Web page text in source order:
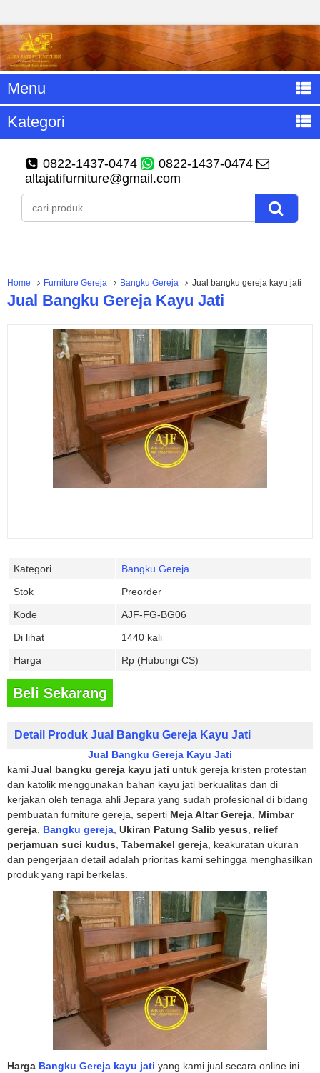
Menu
Kategori
0822-1437-0474
0822-1437-0474
altajatifurniture@gmail.com
Home Furniture Gereja Bangku Gereja Jual bangku gereja kayu jati
Jual Bangku Gereja Kayu Jati
Kategori
Bangku Gereja
Stok
Preorder
Kode
AJF-FG-BG06
Di lihat
1440 kali
Harga
Rp (Hubungi CS)
Beli Sekarang
Detail Produk Jual Bangku Gereja Kayu Jati
Jual Bangku Gereja Kayu Jati
kami Jual bangku gereja kayu jati untuk gereja kristen protestan
dan katolik menggunakan bahan kayu jati berkualitas dan di
kerjakan oleh tenaga ahli Jepara yang sudah profesional di bidang
pembuatan furniture gereja, seperti Meja Altar Gereja, Mimbar
gereja, Bangku gereja, Ukiran Patung Salib yesus, relief
perjamuan suci kudus, Tabernakel gereja, keakuratan ukuran
dan pengerjaan detail adalah prioritas kami sehingga menghasilkan
produk yang rapi berkelas.
Harga Bangku Gereja kayu jati yang kami jual secara online ini